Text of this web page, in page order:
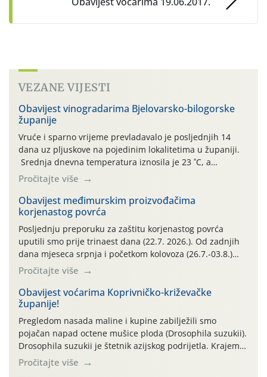
VEZANE VIJESTI
Obavijest vinogradarima Bjelovarsko-bilogorske
županije
Vruće i sparno vrijeme prevladavalo je posljednjih 14
dana uz pljuskove na pojedinim lokalitetima u županiji.
Srednja dnevna temperatura iznosila je 23 ˚C, a
maksimalne su posljednjih dana dosezale do 35 ˚C.
Simptome plamenjače vinove loze (Plasmoparas
viticola) vidljivi su na zapercima i vršnom mladom lišću.
Kako bi i dalje održali zdravu lisnu masu u zaštiti je
moguće […]
Pročitajte više
Obavijest međimurskim proizvođačima
korjenastog povrća
Posljednju preporuku za zaštitu korjenastog povrća
uputili smo prije trinaest dana (22.7. 2026.). Od zadnjih
dana mjeseca srpnja i početkom kolovoza (26.7.-03.8.)
traje izuzetno nepovoljno meteorološko razdoblje za rast
i razvoj korjenastog povrća: najviše dnevne temperature
zraka zadnjih su devet dana u rasponu 30,7°-38,0°C!
Drugi ovogodišnji “toplinski udar” naročito je izražen
zadnja četiri dana (31.7.-03.8.), […]
Pročitajte više
Obavijest voćarima Koprivničko-križevačke
županije!
Pregledom nasada maline i kupine zabilježili smo
pojačan napad octene mušice ploda (Drosophila suzukii).
Drosophila suzukii je štetnik azijskog podrijetla. Krajem
2010. godine prvi puta je registriran u Hrvatskoj, a u
rujnu 2016. godine na našem su području zabilježene
Pročitajte više